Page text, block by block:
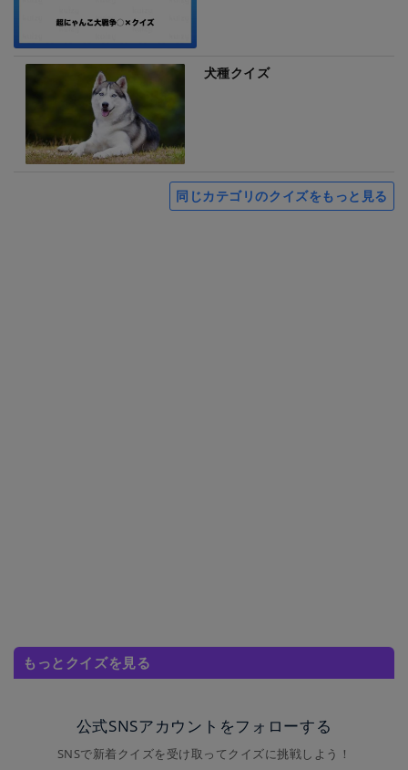
犬種クイズ
同じカテゴリのクイズをもっと見る
もっとクイズを見る
公式SNSアカウントをフォローする
SNSで新着クイズを受け取ってクイズに挑戦しよう！